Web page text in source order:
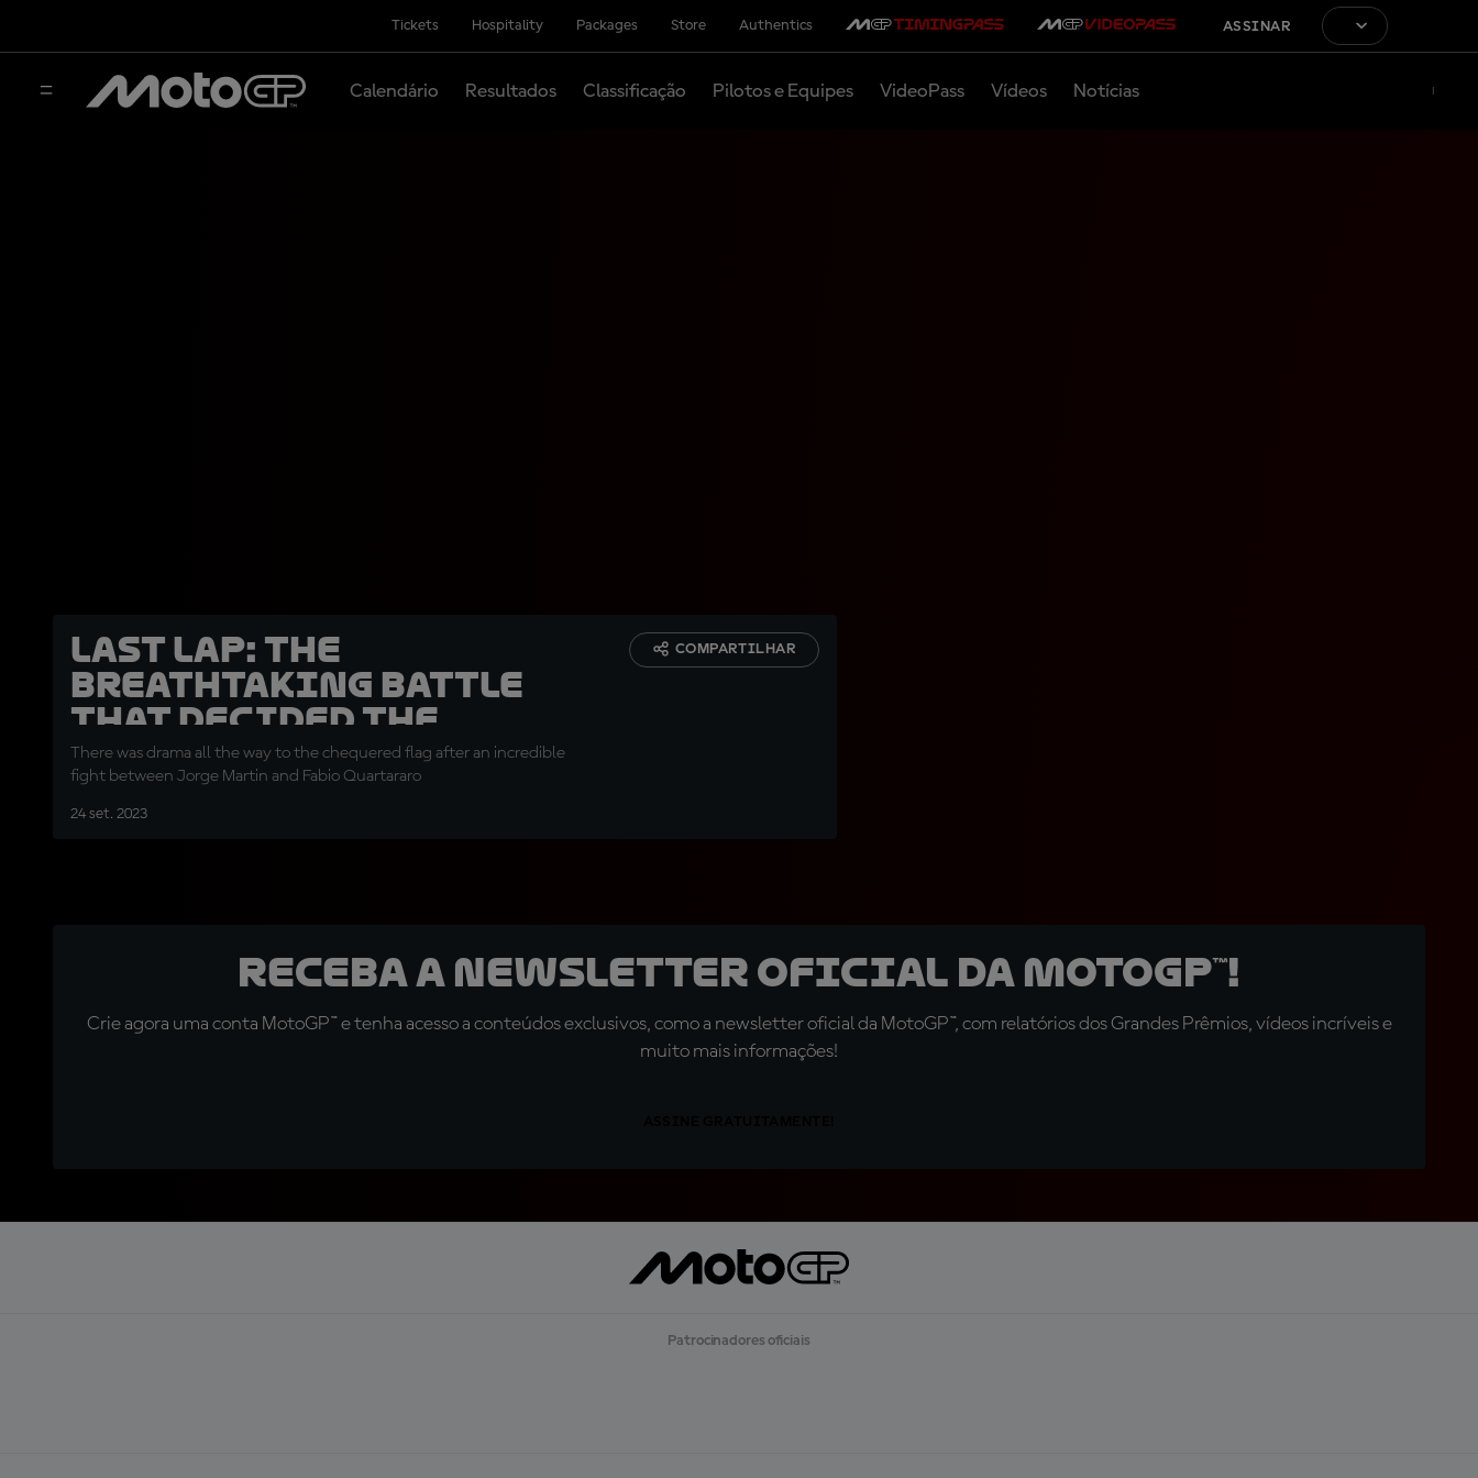
Tickets Hospitality Packages Store Authentics ASSINAR
Calendário Resultados Classificação Pilotos e Equipes VideoPass Vídeos Notícias
LAST LAP: The
breathtaking battle
that decided the
podium in India!
There was drama all the way to the chequered flag after an incredible
fight between Jorge Martin and Fabio Quartararo
24 set. 2023
COMPARTILHAR
Receba a newsletter oficial da MotoGP™!
Crie agora uma conta MotoGP™ e tenha acesso a conteúdos exclusivos, como a newsletter oficial da MotoGP™, com relatórios dos Grandes Prêmios, vídeos incríveis e
muito mais informações!
Patrocinadores oficiais